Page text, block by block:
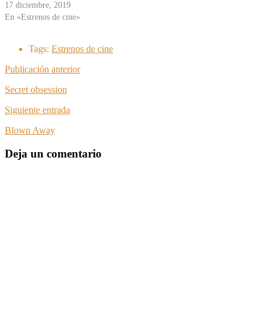
17 diciembre, 2019
En «Estrenos de cine»
Tags: Estrenos de cine
Publicación anterior
Secret obsession
Siguiente entrada
Blown Away
Deja un comentario